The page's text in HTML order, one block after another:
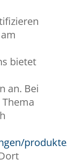
bietet
an. Bei